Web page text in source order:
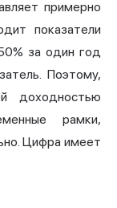
примерно
показатели
за один год
Поэтому,
доходностью
рамки,
Цифра имеет